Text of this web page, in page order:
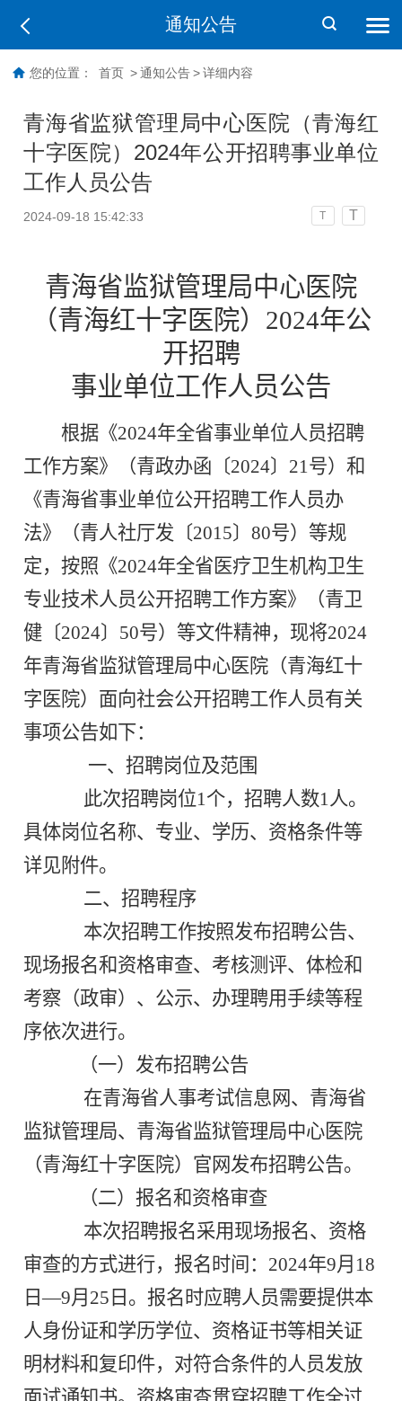
通知公告
您的位置： 首页 > 通知公告 > 详细内容
青海省监狱管理局中心医院（青海红
十字医院）2024年公开招聘事业单位
工作人员公告
2024-09-18 15:42:33 T T
青海省监狱管理局中心医院
（青海红十字医院）2024年公
开招聘
事业单位工作人员公告
根据《2024年全省事业单位人员招聘
工作方案》（青政办函〔2024〕21号）和
《青海省事业单位公开招聘工作人员办
法》（青人社厅发〔2015〕80号）等规
定，按照《2024年全省医疗卫生机构卫生
专业技术人员公开招聘工作方案》（青卫
健〔2024〕50号）等文件精神，现将2024
年青海省监狱管理局中心医院（青海红十
字医院）面向社会公开招聘工作人员有关
事项公告如下：
一、招聘岗位及范围
此次招聘岗位1个，招聘人数1人。
具体岗位名称、专业、学历、资格条件等
详见附件。
二、招聘程序
本次招聘工作按照发布招聘公告、
现场报名和资格审查、考核测评、体检和
考察（政审）、公示、办理聘用手续等程
序依次进行。
（一）发布招聘公告
在青海省人事考试信息网、青海省
监狱管理局、青海省监狱管理局中心医院
（青海红十字医院）官网发布招聘公告。
（二）报名和资格审查
本次招聘报名采用现场报名、资格
审查的方式进行，报名时间：2024年9月18
日—9月25日。报名时应聘人员需要提供本
人身份证和学历学位、资格证书等相关证
明材料和复印件，对符合条件的人员发放